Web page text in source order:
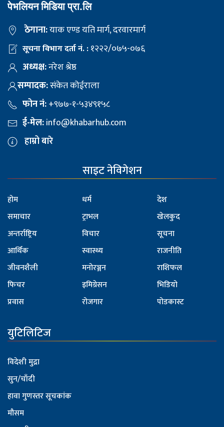
पेभलियन मिडिया प्रा.लि
ठेगाना:याक एण्ड यति मार्ग, दरवारमार्ग
सूचना विभाग दर्ता नं. :१२२२/०७५-०७६
अध्यक्ष:नरेश श्रेष्ठ
सम्पादक:संकेत कोईराला
फोन नं:+९७७-१-५३४९१५८
ई-मेल:info@khabarhub.com
हाम्रो बारे
साइट नेविगेशन
होम
समाचार
अन्तर्राष्ट्रिय
आर्थिक
जीवनशैली
फिचर
प्रवास
धर्म
ट्राभल
विचार
स्वास्थ्य
मनोरञ्जन
इमिग्रेसन
रोजगार
देश
खेलकुद
सूचना
राजनीति
राशिफल
भिडियो
पोडकास्ट
युटिलिटिज
विदेशी मुद्रा
सुन/चाँदी
हावा गुणस्तर सूचकांक
मौसम